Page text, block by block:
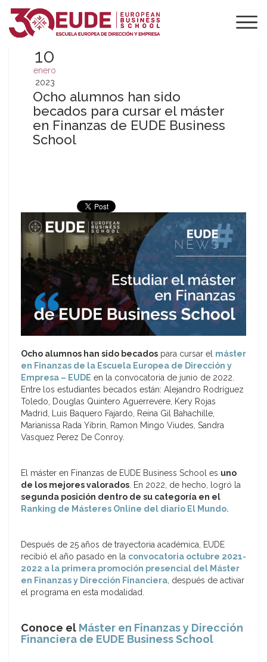
10
enero
2023
Ocho alumnos han sido
becados para cursar el máster
en Finanzas de EUDE Business
School
Ocho alumnos han sido becados para cursar el máster
en Finanzas de la Escuela Europea de Dirección y
Empresa – EUDE en la convocatoria de junio de 2022.
Entre los estudiantes becados están: Alejandro Rodríguez
Toledo, Douglas Quintero Aguerrevere, Kery Rojas
Madrid, Luis Baquero Fajardo, Reina Gil Bahachille,
Marianissa Rada Yibrin, Ramon Mingo Viudes, Sandra
Vasquez Perez De Conroy.
El máster en Finanzas de EUDE Business School es uno
de los mejores valorados . En 2022, de hecho, logró la
segunda posición dentro de su categoría en el
Ranking de Másteres Online del diario El Mundo.
Después de 25 años de trayectoria académica, EUDE
recibió el año pasado en la convocatoria octubre 2021-
2022 a la primera promoción presencial del Máster
en Finanzas y Dirección Financiera , después de activar
el programa en esta modalidad.
Conoce el Máster en Finanzas y Dirección
Financiera de EUDE Business School